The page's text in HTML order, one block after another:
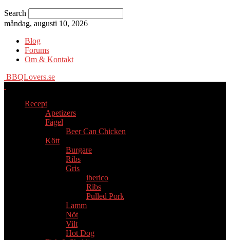
Search
måndag, augusti 10, 2026
Blog
Forums
Om & Kontakt
BBQLovers.se
Recept
Apetizers
Fågel
Beer Can Chicken
Kött
Burgare
Ribs
Gris
iberico
Ribs
Pulled Pork
Lamm
Nöt
Vilt
Hot Dog